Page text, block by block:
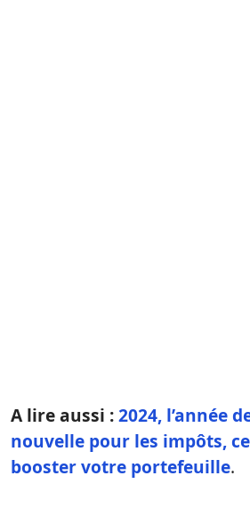
A lire aussi :2024, l’année
nouvelle pour les impôts,
booster votre portefeuille.